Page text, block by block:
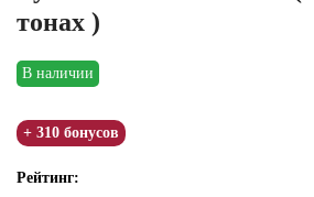
тонах )
В наличии
+ 310 бонусов
Рейтинг: